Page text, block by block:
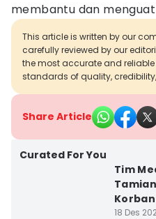
membantu dan
This article is written by our
carefully reviewed by our
the most accurate and
standards of quality,
Share Article
Curated For You
Tim
18 Des